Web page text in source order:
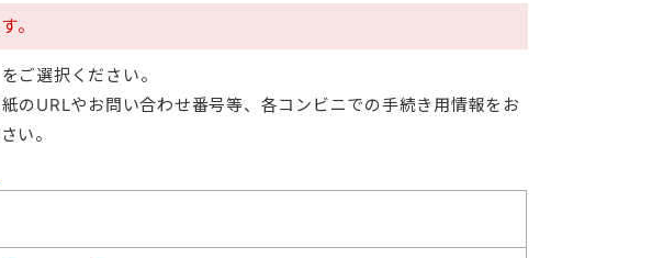
。
ご選択ください。
のURLやお問い合わせ番号等、各コンビニでの手続き用情報をお
い。